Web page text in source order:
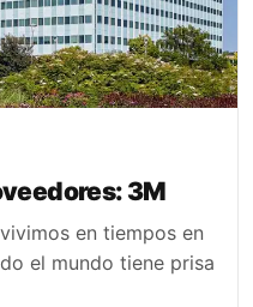
3M
en tiempos en
el mundo tiene prisa